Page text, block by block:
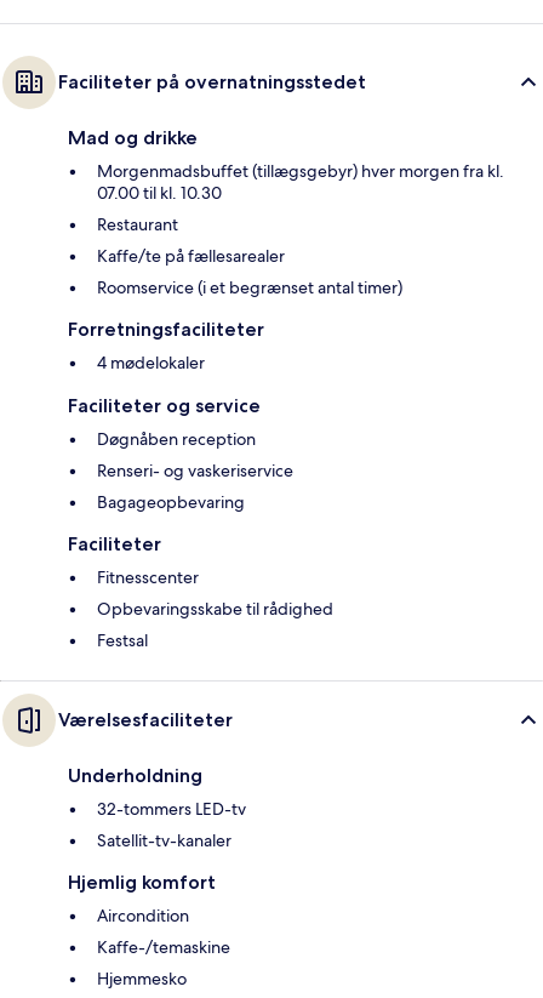
Faciliteter på overnatningsstedet
Mad og drikke
Morgenmadsbuffet (tillægsgebyr) hver morgen fra kl.
07.00 til kl. 10.30
Restaurant
Kaffe/te på fællesarealer
Roomservice (i et begrænset antal timer)
Forretningsfaciliteter
4 mødelokaler
Faciliteter og service
Døgnåben reception
Renseri- og vaskeriservice
Bagageopbevaring
Faciliteter
Fitnesscenter
Opbevaringsskabe til rådighed
Festsal
Værelsesfaciliteter
Underholdning
32-tommers LED-tv
Satellit-tv-kanaler
Hjemlig komfort
Aircondition
Kaffe-/temaskine
Hjemmesko